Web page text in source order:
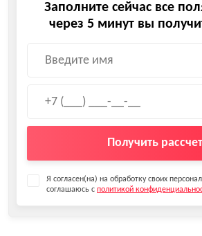
Заполните сейчас все
через 5 минут вы
Получить рассчет
Я согласен(на) на обработку своих
соглашаюсь с политикой